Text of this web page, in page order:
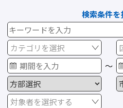
エリアを選択する
日時を選択する
期限
終了講座・終了イベントを
検索条件を
カテゴリを選択
～
対象者を選択する